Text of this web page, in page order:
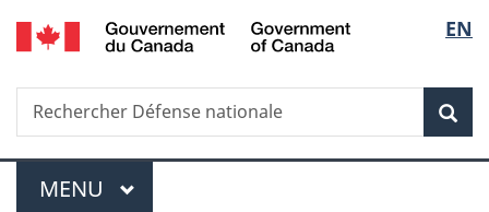
Passer
au
principal
Passer
à
Au
du
Passer
à
version
simplifiée
de
la
EN
Recherche
Rechercher
Défense
Menu
MENU PRINCIPAL